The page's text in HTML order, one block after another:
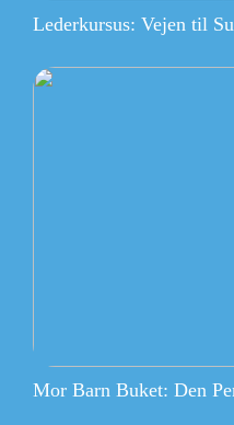
Lederkursus: Vejen til
Mor Barn Buket: Den